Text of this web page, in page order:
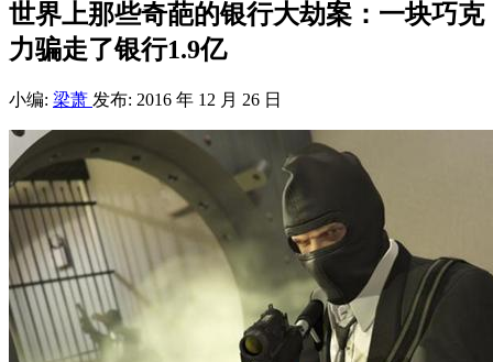
世界上那些奇葩的银行大劫案：一块巧克
力骗走了银行1.9亿
小编: 梁萧 发布: 2016 年 12 月 26 日